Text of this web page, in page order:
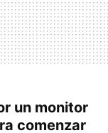
un monitor
comenzar